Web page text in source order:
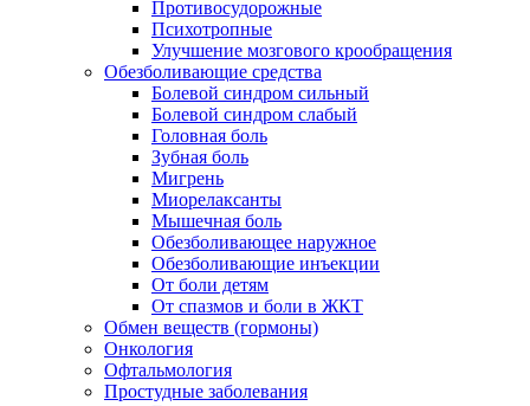
Противосудорожные
Психотропные
Улучшение мозгового крообращения
Обезболивающие средства
Болевой синдром сильный
Болевой синдром слабый
Головная боль
Зубная боль
Мигрень
Миорелаксанты
Мышечная боль
Обезболивающее наружное
Обезболивающие инъекции
От боли детям
От спазмов и боли в ЖКТ
Обмен веществ (гормоны)
Онкология
Офтальмология
Простудные заболевания